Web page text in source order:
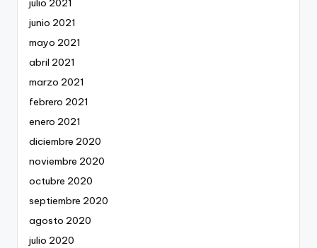
julio 2021
junio 2021
mayo 2021
abril 2021
marzo 2021
febrero 2021
enero 2021
diciembre 2020
noviembre 2020
octubre 2020
septiembre 2020
agosto 2020
julio 2020